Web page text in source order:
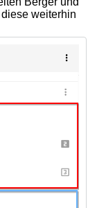
weiterhin